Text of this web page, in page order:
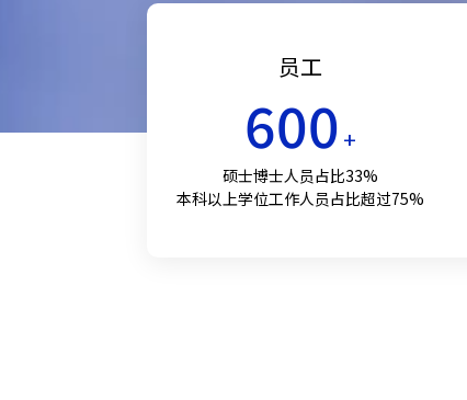
员工
600 +
硕士博士人员占比33%
本科以上学位工作人员占比超过75%